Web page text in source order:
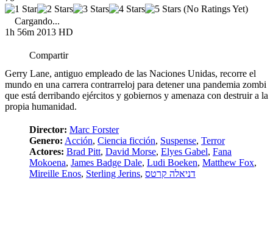
(No Ratings Yet)
Cargando...
1h 56m 2013 HD
Compartir
Gerry Lane, antiguo empleado de las Naciones Unidas, recorre el
mundo en una carrera contrarreloj para detener una pandemia zombi
que está derribando ejércitos y gobiernos y amenaza con destruir a la
propia humanidad.
Director: Marc Forster
Genero: Acción, Ciencia ficción, Suspense, Terror
Actores: Brad Pitt, David Morse, Elyes Gabel, Fana
Mokoena, James Badge Dale, Ludi Boeken, Matthew Fox,
Mireille Enos, Sterling Jerins,